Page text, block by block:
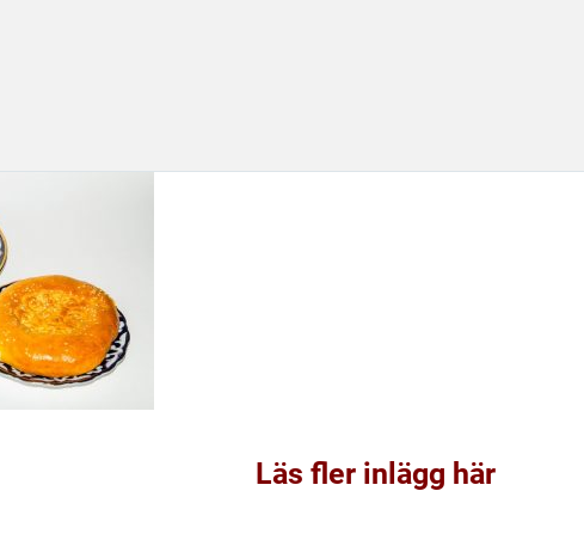
Läs fler inlägg här